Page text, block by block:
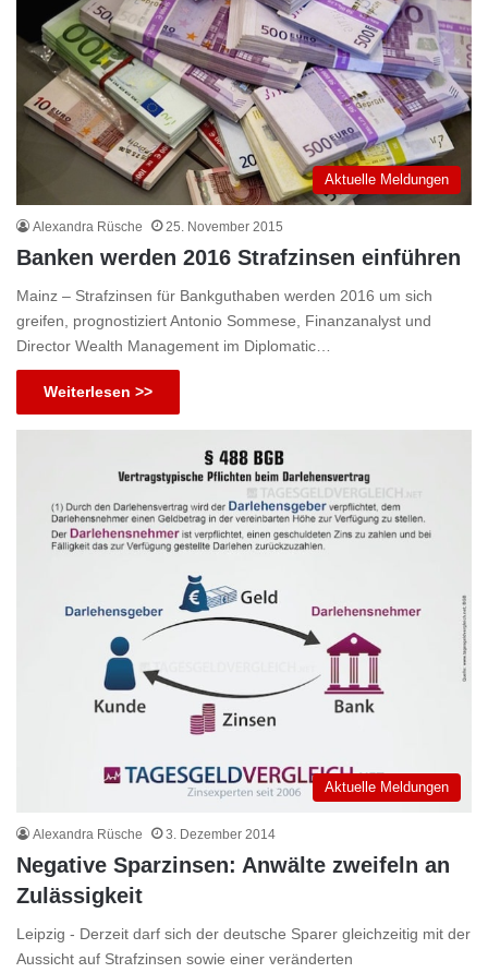
Aktuelle Meldungen
Alexandra Rüsche 25. November 2015
Banken werden 2016 Strafzinsen einführen
Mainz – Strafzinsen für Bankguthaben werden 2016 um sich
greifen, prognostiziert Antonio Sommese, Finanzanalyst und
Director Wealth Management im Diplomatic…
Weiterlesen >>
Aktuelle Meldungen
Alexandra Rüsche 3. Dezember 2014
Negative Sparzinsen: Anwälte zweifeln an
Zulässigkeit
Leipzig - Derzeit darf sich der deutsche Sparer gleichzeitig mit der
Aussicht auf Strafzinsen sowie einer veränderten